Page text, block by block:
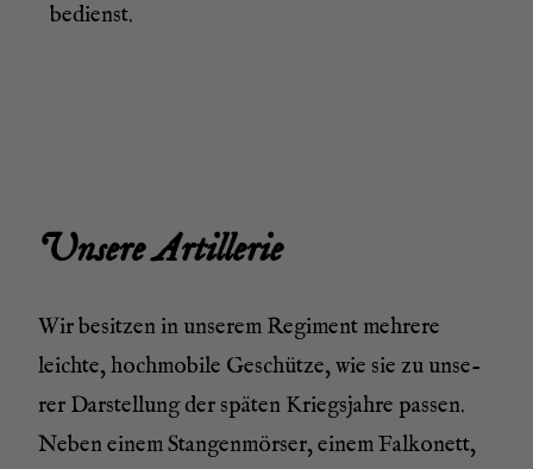
bedienst.
Unse­re Artillerie
Wir besit­zen in unse­rem Regi­ment meh­re­re
leich­te, hoch­mo­bi­le Geschüt­ze, wie sie zu unse­
rer Dar­stel­lung der spä­ten Kriegs­jah­re pas­sen.
Neben einem Stan­gen­mör­ser, einem Fal­ko­nett,